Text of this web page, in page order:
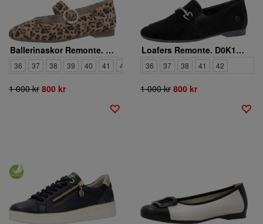
Ballerinaskor Remonte. D0K14-90
36 37 38 39 40 41 42
1 000 kr 800 kr
Loafers Remonte. D0K13-02
36 37 38 41 42
1 000 kr 800 kr